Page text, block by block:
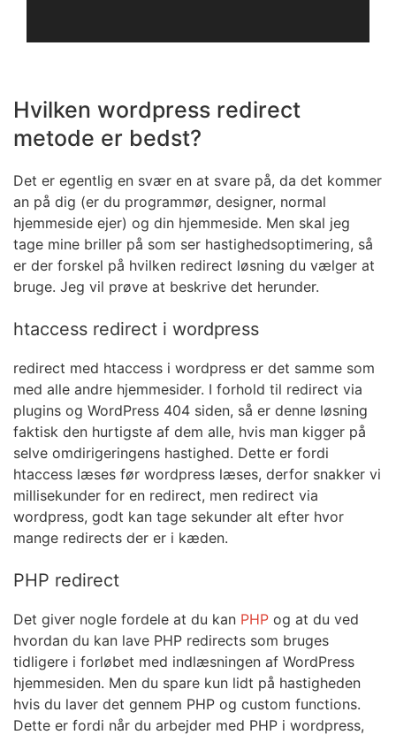
Hvilken wordpress redirect
metode er bedst?
Det er egentlig en svær en at svare på, da det kommer
an på dig (er du programmør, designer, normal
hjemmeside ejer) og din hjemmeside. Men skal jeg
tage mine briller på som ser hastighedsoptimering, så
er der forskel på hvilken redirect løsning du vælger at
bruge. Jeg vil prøve at beskrive det herunder.
htaccess redirect i wordpress
redirect med htaccess i wordpress er det samme som
med alle andre hjemmesider. I forhold til redirect via
plugins og WordPress 404 siden, så er denne løsning
faktisk den hurtigste af dem alle, hvis man kigger på
selve omdirigeringens hastighed. Dette er fordi
htaccess læses før wordpress læses, derfor snakker vi
millisekunder for en redirect, men redirect via
wordpress, godt kan tage sekunder alt efter hvor
mange redirects der er i kæden.
PHP redirect
Det giver nogle fordele at du kan PHP og at du ved
hvordan du kan lave PHP redirects som bruges
tidligere i forløbet med indlæsningen af WordPress
hjemmesiden. Men du spare kun lidt på hastigheden
hvis du laver det gennem PHP og custom functions.
Dette er fordi når du arbejder med PHP i wordpress,